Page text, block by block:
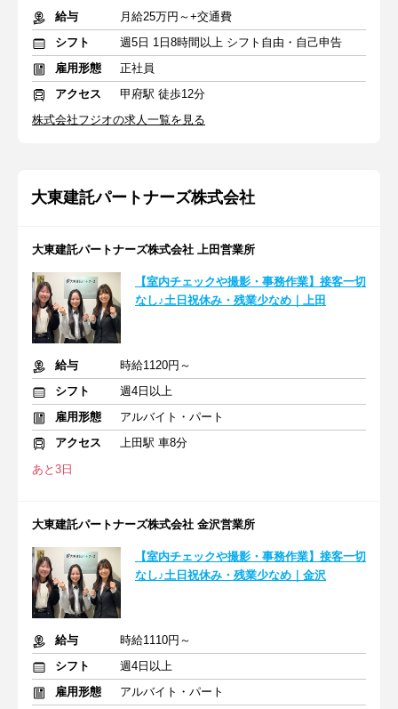
給与
月給25万円～+交通費
シフト
週5日 1日8時間以上 シフト自由・自己申告
雇用形態
正社員
アクセス
甲府駅 徒歩12分
株式会社フジオの求人一覧を見る
大東建託パートナーズ株式会社
大東建託パートナーズ株式会社 上田営業所
【室内チェックや撮影・事務作業】接客一切
なし♪土日祝休み・残業少なめ｜上田
給与
時給1120円～
シフト
週4日以上
雇用形態
アルバイト・パート
アクセス
上田駅 車8分
あと3日
大東建託パートナーズ株式会社 金沢営業所
【室内チェックや撮影・事務作業】接客一切
なし♪土日祝休み・残業少なめ｜金沢
給与
時給1110円～
シフト
週4日以上
雇用形態
アルバイト・パート